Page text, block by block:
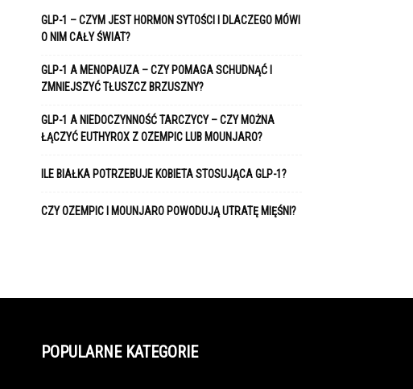
GLP-1 – CZYM JEST HORMON SYTOŚCI I DLACZEGO MÓWI
O NIM CAŁY ŚWIAT?
GLP-1 A MENOPAUZA – CZY POMAGA SCHUDNĄĆ I
ZMNIEJSZYĆ TŁUSZCZ BRZUSZNY?
GLP-1 A NIEDOCZYNNOŚĆ TARCZYCY – CZY MOŻNA
ŁĄCZYĆ EUTHYROX Z OZEMPIC LUB MOUNJARO?
ILE BIAŁKA POTRZEBUJE KOBIETA STOSUJĄCA GLP-1?
CZY OZEMPIC I MOUNJARO POWODUJĄ UTRATĘ MIĘŚNI?
POPULARNE KATEGORIE